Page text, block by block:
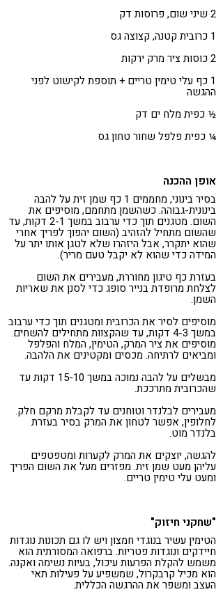
2 שיני שום, פרוסות דק
1 כרובית קטנה, קצוצה גס
2 כוסות ציר מרק ירקות
1 כף עלי טימין טריים + תוספת לקישוט לפני
ההגשה
½ כפית מלח ים דק
¼ כפית פלפל שחור טחון גס
אופן ההכנה
בסיר בינוני, מחממים 1 כף שמן זית על להבה
בינונית-גבוהה. כשהשמן מתחמם, מוסיפים את
השום. מטגנים תוך כדי ערבוב במשך 2-1 דקות, עד
שהשום מתחיל להזהיב (השום יהפוך לפריך אחרי
שהוא יתקרר, אבל היזהרו שלא לטגן אותו יתר על
המידה כדי שהוא לא יקבל טעם מריר).
בעזרת כף טיגון מחוררת, מעבירים את השום
לצלחת מרופדת בנייר סופג כדי לסנן את שאריות
השמן.
מוסיפים לסיר את הכרובית ומטגנים תוך כדי ערבוב
במשך 4-3 דקות, עד שהקצוות מתחילים להשחים.
מוסיפים את ציר המרק, הטימין, המלח והפלפל
ומביאים לרתיחה. מכסים ומקטינים את הלהבה.
מבשלים על להבה נמוכה במשך 15-10 דקות עד
שהכרובית מתרככת.
מעבירים לבלנדר וטוחנים עד לקבלת מרקם חלק.
לחלופין, אפשר לטחון את המרק בסיר בעזרת
בלנדר מוט.
להגשה, יוצקים את המרק לקערות ומטפטפים
עליהן מעט שמן זית. מפזרים מעל את השום הפריך
ומעט עלי טימין טריים.
"שחקני חיזוק"
הטימין עשיר בנוגדי חמצון ויש לו גם תכונות נוגדות
חיידקים ונוגדות פטריות. ברפואה המסורתית הוא
משמש להקלת הפרעות עיכול, בעיות נשימה ואקנה.
הוא מכיל קרבקרול, שמשפיע על פעילות תאי
העצב ומשפר את ההרגשה הכללית.